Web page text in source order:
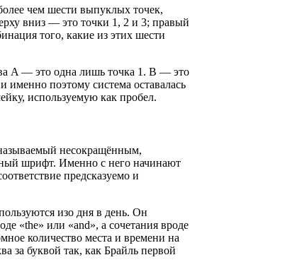
чем шести выпуклых точек,
вниз — это точки 1, 2 и 3; правый
того, какие из этих шести
A — это одна лишь точка 1. B — это
поэтому система оставалась
используемую как пробел.
несокращённым,
шрифт. Именно с него начинают
предсказуемо и
изо дня в день. Он
«the» или «and», а сочетания вроде
количество места и времени на
за буквой так, как Брайль первой